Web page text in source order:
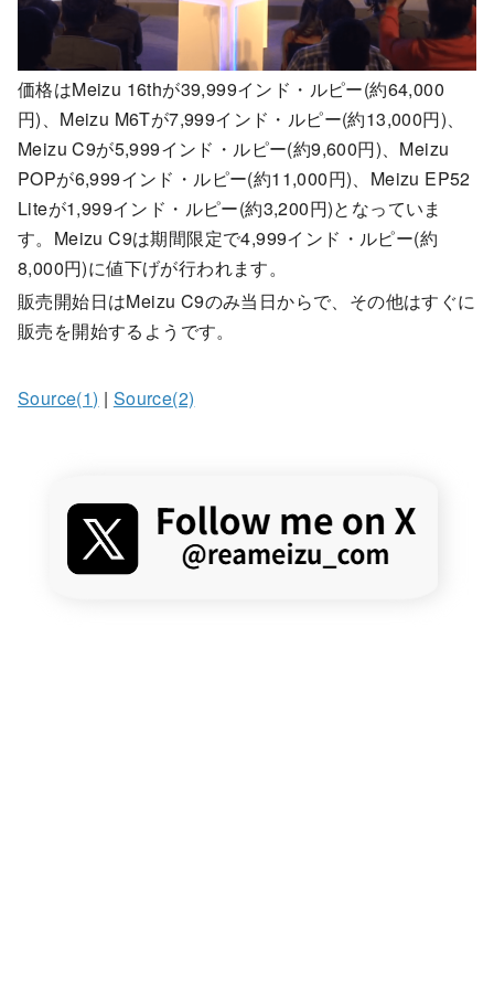
価格はMeizu 16thが39,999インド・ルピー(約64,000
円)、Meizu M6Tが7,999インド・ルピー(約13,000円)、
Meizu C9が5,999インド・ルピー(約9,600円)、Meizu
POPが6,999インド・ルピー(約11,000円)、Meizu EP52
Liteが1,999インド・ルピー(約3,200円)となっていま
す。Meizu C9は期間限定で4,999インド・ルピー(約
8,000円)に値下げが行われます。
販売開始日はMeizu C9のみ当日からで、その他はすぐに
販売を開始するようです。
Source(1) | Source(2)